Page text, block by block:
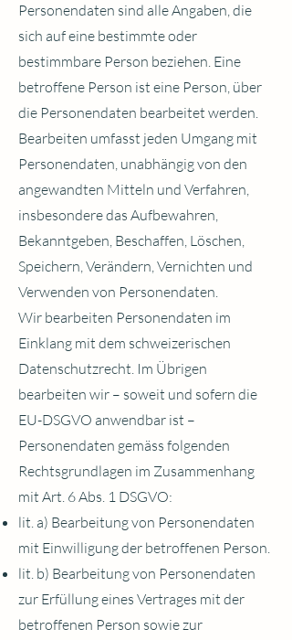
Personendaten sind alle Angaben, die
sich auf eine bestimmte oder
bestimmbare Person beziehen. Eine
betroffene Person ist eine Person, über
die Personendaten bearbeitet werden.
Bearbeiten umfasst jeden Umgang mit
Personendaten, unabhängig von den
angewandten Mitteln und Verfahren,
insbesondere das Aufbewahren,
Bekanntgeben, Beschaffen, Löschen,
Speichern, Verändern, Vernichten und
Verwenden von Personendaten.
Wir bearbeiten Personendaten im
Einklang mit dem schweizerischen
Datenschutzrecht. Im Übrigen
bearbeiten wir – soweit und sofern die
EU-DSGVO anwendbar ist –
Personendaten gemäss folgenden
Rechtsgrundlagen im Zusammenhang
mit Art. 6 Abs. 1 DSGVO:
lit. a) Bearbeitung von Personendaten
mit Einwilligung der betroffenen Person.
lit. b) Bearbeitung von Personendaten
zur Erfüllung eines Vertrages mit der
betroffenen Person sowie zur